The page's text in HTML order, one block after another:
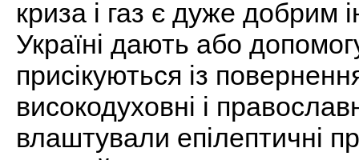
криза і газ є дуже
Україні дають або
присікуються із
високодуховні і
влаштували епілептичні